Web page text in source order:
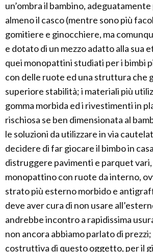
un’ombra il bambino,
almeno il casco (mentre sono più
gomitiere e ginocchiere, ma
e dotato di un mezzo adatto alla sua
quei monopattini studiati per i bimbi
con delle ruote ed una struttura che
superiore stabilità; i materiali più
gomma morbida ed i rivestimenti in
rischiosa se ben dimensionata al
le soluzioni da utilizzare in via
decidere di far giocare il bimbo in
distruggere pavimenti e parquet vari,
monopattino con ruote da interno,
strato più esterno morbido e
deve aver cura di non usare
andrebbe incontro a rapidissima
non ancora abbiamo parlato di
costruttiva di questo oggetto, per il